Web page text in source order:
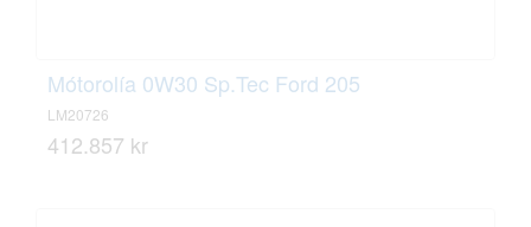
Mótorolía 0W30 Sp.Tec Ford 205
LM20726
412.857 kr